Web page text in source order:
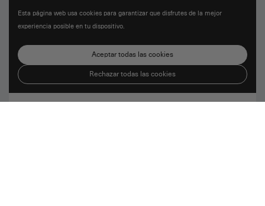
Esta página web usa cookies para garantizar que disfrutes de la mejor
experiencia posible en tu dispositivo.
Aceptar todas las cookies
Rechazar todas las cookies